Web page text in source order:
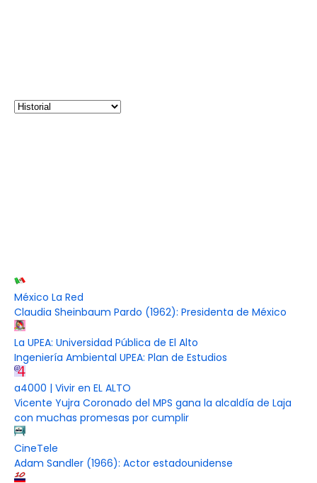
México La Red
Claudia Sheinbaum Pardo (1962): Presidenta de México
La UPEA: Universidad Pública de El Alto
Ingeniería Ambiental UPEA: Plan de Estudios
a4000 | Vivir en EL ALTO
Vicente Yujra Coronado del MPS gana la alcaldía de Laja
con muchas promesas por cumplir
CineTele
Adam Sandler (1966): Actor estadounidense